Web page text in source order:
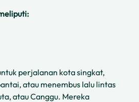
perjalanan kota singkat,
atau menembus lalu lintas
atau Canggu. Mereka